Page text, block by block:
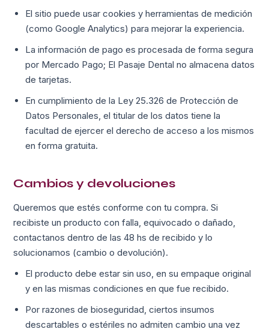
El sitio puede usar cookies y herramientas de medición
(como Google Analytics) para mejorar la experiencia.
La información de pago es procesada de forma segura
por Mercado Pago; El Pasaje Dental no almacena datos
de tarjetas.
En cumplimiento de la Ley 25.326 de Protección de
Datos Personales, el titular de los datos tiene la
facultad de ejercer el derecho de acceso a los mismos
en forma gratuita.
Cambios y devoluciones
Queremos que estés conforme con tu compra. Si
recibiste un producto con falla, equivocado o dañado,
contactanos dentro de las 48 hs de recibido y lo
solucionamos (cambio o devolución).
El producto debe estar sin uso, en su empaque original
y en las mismas condiciones en que fue recibido.
Por razones de bioseguridad, ciertos insumos
descartables o estériles no admiten cambio una vez